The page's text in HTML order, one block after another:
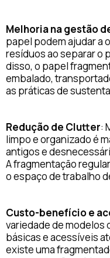
Melhoria na gestão
papel podem ajudar a
resíduos ao separar o
disso, o papel
embalado,
as práticas de
Redução de Clutter:
limpo e organizado é
antigos e
A fragmentação
o espaço de trabalho
Custo-benefício e
variedade de modelos
básicas e acessíveis
existe uma